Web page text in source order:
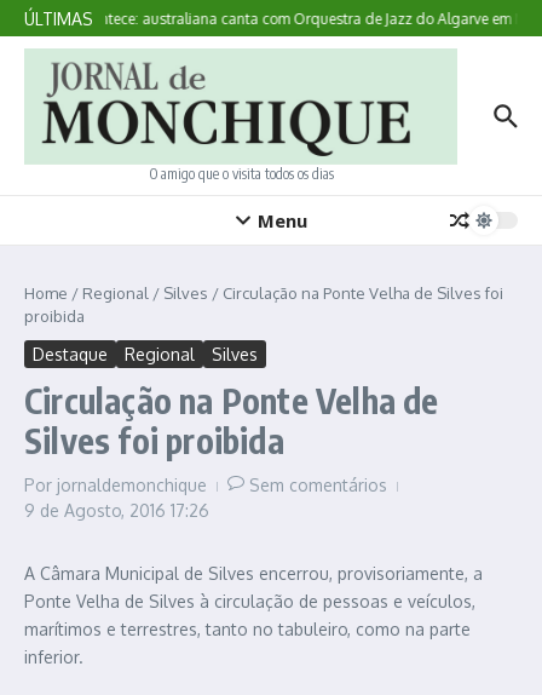
Ir para o conteúdo
ÚLTIMAS
Aqui Acontece: australiana canta com Orquestra de Jazz do Algarve em
O amigo que o visita todos os dias
Menu
Home / Regional / Silves / Circulação na Ponte Velha de Silves foi
proibida
Destaque Regional Silves
Circulação na Ponte Velha de
Silves foi proibida
Por jornaldemonchique
Sem comentários
9 de Agosto, 2016 17:26
A Câmara Municipal de Silves encerrou, provisoriamente, a
Ponte Velha de Silves à circulação de pessoas e veículos,
marítimos e terrestres, tanto no tabuleiro, como na parte
inferior.